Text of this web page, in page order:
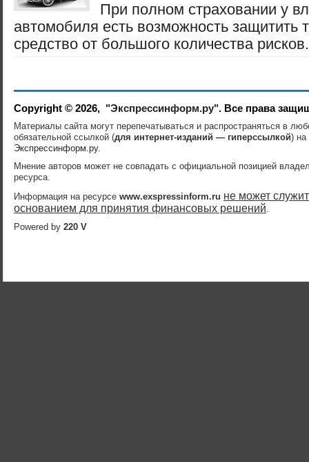
При полном страховании у
автомобиля есть возможность защитить
средство от большого количества
Copyright © 2026, "Экспрессинформ.ру". Все права
Материалы сайта могут перепечатываться и распространяться в
обязательной ссылкой (для интернет-изданий — гиперссылкой) на
Экспрессинформ.ру.
Мнение авторов может не совпадать с официальной позицией
ресурса.
Информация на ресурсе www.exspressinform.ru не может
основанием для принятия финансовых решений.
Powered by 220 V